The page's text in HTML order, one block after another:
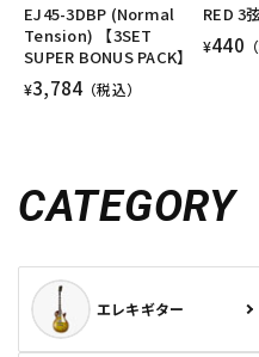
EJ45-3DBP (Normal
Tension) 【3SET
SUPER BONUS PACK】
¥3,784（税込）
RED 3
¥440
CATEGORY
エレキギター